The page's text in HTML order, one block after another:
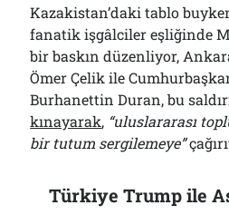
Kazakistan’daki tablo
fanatik işgâlciler eşliğinde
bir baskın düzenliyor,
Ömer Çelik ile
Burhanettin Duran, bu
kınayarak, “uluslararası
bir tutum sergilemeye”
Türkiye Trump ile